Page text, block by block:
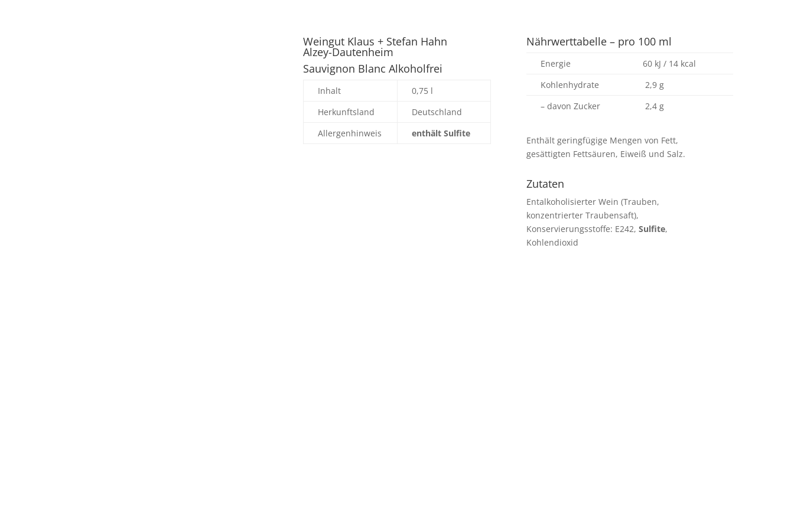
Weingut Klaus + Stefan Hahn
Alzey-Dautenheim
Sauvignon Blanc Alkoholfrei
Inhalt
0,75 l
Herkunftsland
Deutschland
Allergenhinweis
enthält Sulfite
Nährwerttabelle – pro 100 ml
Energie
60 kJ / 14 kcal
Kohlenhydrate
2,9 g
– davon Zucker
2,4 g
Enthält geringfügige Mengen von Fett,
gesättigten Fettsäuren, Eiweiß und Salz.
Zutaten
Entalkoholisierter Wein (Trauben,
konzentrierter Traubensaft),
Konservierungsstoffe: E242, Sulfite,
Kohlendioxid